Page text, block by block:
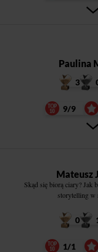
Paulina
3
9/9
Mateusz
Skąd się biorą ciary? Jak
storytelling w
0
1/1